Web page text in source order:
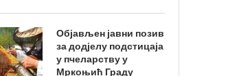
Објављен јавни позив
за додјелу подстицаја
у пчеларству у
Мркоњић Граду